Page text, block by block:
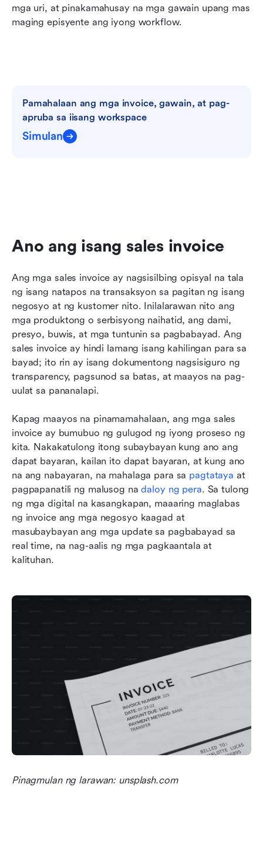
mga uri, at pinakamahusay na mga gawain upang mas
maging episyente ang iyong workflow.
Pamahalaan ang mga invoice, gawain, at pag-
apruba sa iisang workspace
Simulan
Ano ang isang sales invoice
Ang mga sales invoice ay nagsisilbing opisyal na tala
ng isang natapos na transaksyon sa pagitan ng isang
negosyo at ng kustomer nito. Inilalarawan nito ang
mga produktong o serbisyong naihatid, ang dami,
presyo, buwis, at mga tuntunin sa pagbabayad. Ang
sales invoice ay hindi lamang isang kahilingan para sa
bayad; ito rin ay isang dokumentong nagsisiguro ng
transparency, pagsunod sa batas, at maayos na pag-
uulat sa pananalapi.
Kapag maayos na pinamamahalaan, ang mga sales
invoice ay bumubuo ng gulugod ng iyong proseso ng
kita. Nakakatulong itong subaybayan kung ano ang
dapat bayaran, kailan ito dapat bayaran, at kung ano
na ang nabayaran, na mahalaga para sa pagtataya at
pagpapanatili ng malusog na daloy ng pera. Sa tulong
ng mga digital na kasangkapan, maaaring maglabas
ng invoice ang mga negosyo kaagad at
masubaybayan ang mga update sa pagbabayad sa
real time, na nag-aalis ng mga pagkaantala at
kalituhan.
Pinagmulan ng larawan: unsplash.com